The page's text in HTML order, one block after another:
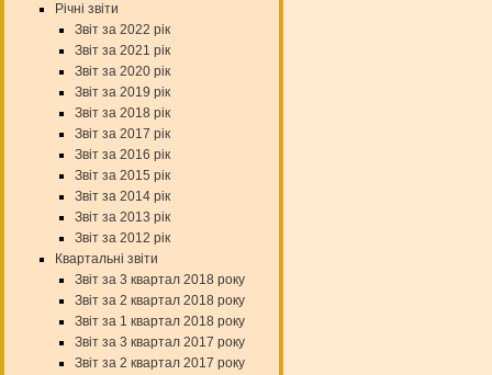
Річні звіти
Звіт за 2022 рік
Звіт за 2021 рік
Звіт за 2020 рік
Звіт за 2019 рік
Звіт за 2018 рік
Звіт за 2017 рік
Звіт за 2016 рік
Звіт за 2015 рік
Звіт за 2014 рік
Звіт за 2013 рік
Звіт за 2012 рік
Квартальні звіти
Звіт за 3 квартал 2018 року
Звіт за 2 квартал 2018 року
Звіт за 1 квартал 2018 року
Звіт за 3 квартал 2017 року
Звіт за 2 квартал 2017 року